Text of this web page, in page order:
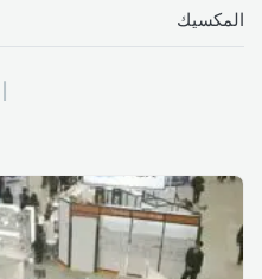
المكسيك